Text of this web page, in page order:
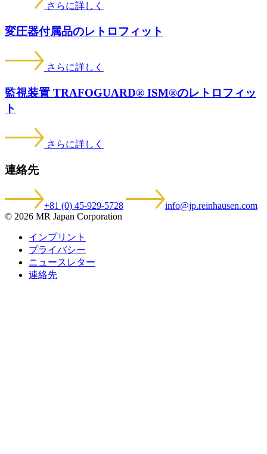
さらに詳しく
変圧器付属品のレトロフィット
さらに詳しく
監視装置 TRAFOGUARD® ISM®のレトロフィッ
ト
さらに詳しく
連絡先
+81 (0) 45-929-5728
info@jp.reinhausen.com
© 2026 MR Japan Corporation
インプリント
プライバシー
ニュースレター
連絡先